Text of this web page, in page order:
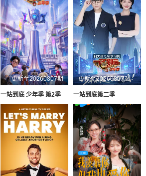
更新至20260807期
一站到底 少年季 第2季
更新至20260807第1期
一站到底第二季